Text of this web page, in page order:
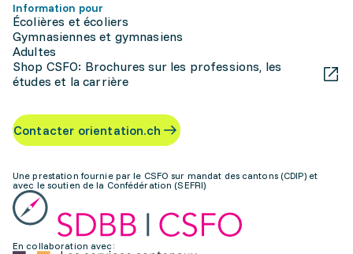
Information pour
Écolières et écoliers
Gymnasiennes et gymnasiens
Adultes
Shop CSFO: Brochures sur les professions, les
études et la carrière
Contacter orientation.ch
Une prestation fournie par le CSFO sur mandat des cantons (CDIP) et
avec le soutien de la Confédération (SEFRI)
En collaboration avec: